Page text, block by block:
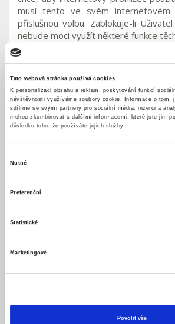
Tato webová stránka používá cookies
K personalizaci obsahu a reklam, poskytování funkcí
návštěvnosti využíváme soubory cookie. Informace o tom,
sdílíme se svými partnery pro sociální média, inzerci a
mohou zkombinovat s dalšími informacemi, které jste jim
důsledku toho, že používáte jejich služby.
Nutné
Preferenční
Statistické
Marketingové
Povolit vše
musí tento ve svém internetovém
příslušnou volbu. Zablokuje-li
nebude moci využít některé funkce
Odkazy na jiné stránky
Na stránkáchhttp://
uvedeny odkazy na stránky,
Provozovatel kontrolu. Pokud Uživatel
z těchto stránek, měl by se
nenese jakoukoliv odpovědnost za
jiných společností.
Změny v politice ochrany
Provozovatel si vyhrazuje právo
svoji politiku ochrany osobních dat,
Chování Uživatelů
do bezpečnosti těchto stránek,
využívat k přenášení škodlivých
proniknout do veřejně